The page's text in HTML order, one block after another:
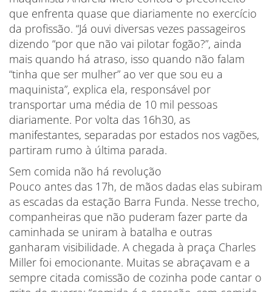
que enfrenta quase que diariamente no exercício
da profissão. “Já ouvi diversas vezes passageiros
dizendo “por que não vai pilotar fogão?”, ainda
mais quando há atraso, isso quando não falam
“tinha que ser mulher” ao ver que sou eu a
maquinista”, explica ela, responsável por
transportar uma média de 10 mil pessoas
diariamente. Por volta das 16h30, as
manifestantes, separadas por estados nos vagões,
partiram rumo à última parada.
Sem comida não há revolução
Pouco antes das 17h, de mãos dadas elas subiram
as escadas da estação Barra Funda. Nesse trecho,
companheiras que não puderam fazer parte da
caminhada se uniram à batalha e outras
ganharam visibilidade. A chegada à praça Charles
Miller foi emocionante. Muitas se abraçavam e a
sempre citada comissão de cozinha pode cantar o